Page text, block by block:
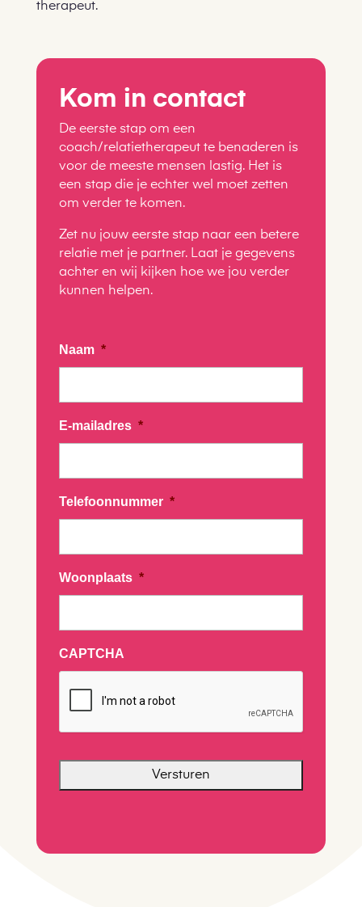
therapeut.
Kom in contact
De eerste stap om een
coach/relatietherapeut te benaderen is
voor de meeste mensen lastig. Het is
een stap die je echter wel moet zetten
om verder te komen.
Zet nu jouw eerste stap naar een betere
relatie met je partner. Laat je gegevens
achter en wij kijken hoe we jou verder
kunnen helpen.
Naam *
E-mailadres *
Telefoonnummer *
Woonplaats *
CAPTCHA